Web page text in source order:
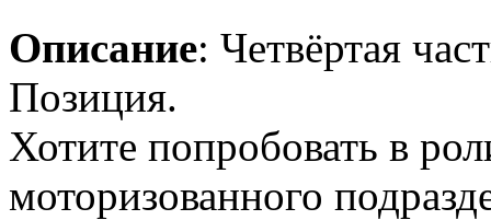
Описание: Четвёртая
Позиция.
Хотите попробовать в
моторизованного